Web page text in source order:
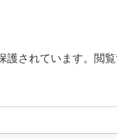
護されています。閲